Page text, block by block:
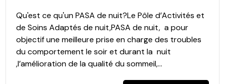
Qu'est ce qu'un PASA de nuit?Le Pôle d’Activités et
de Soins Adaptés de nuit,PASA de nuit, a pour
objectif une meilleure prise en charge des troubles
du comportement le soir et durant la nuit
,l’amélioration de la qualité du sommeil,...